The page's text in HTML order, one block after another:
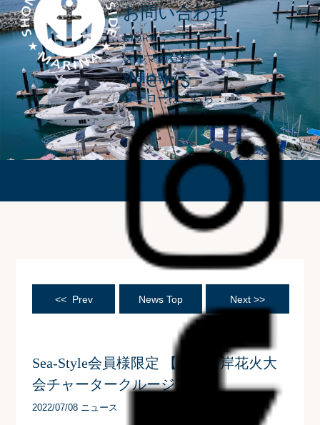
お問い合わせ
MORE
メルマガ登録
採用情報
フォローはこちら：
News
<< Prev News Top Next >>
Sea-Style会員様限定 【葉山海岸花火大
会チャータークルージング】
2022/07/08 ニュース